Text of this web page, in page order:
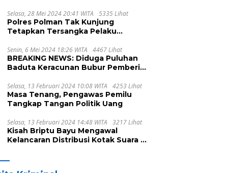
Selasa, 28 Mei 2024 20:41 WITA 5335 Lihat
Polres Polman Tak Kunjung
Tetapkan Tersangka Pelaku
Senin, 6 Mei 2024 18:26 WITA 4467 Lihat
BREAKING NEWS: Diduga Puluhan
Baduta Keracunan Bubur Pemberian
Selasa, 13 Februari 2024 10:08 WITA 4253 Lihat
Masa Tenang, Pengawas Pemilu
Tangkap Tangan Politik Uang
Selasa, 13 Februari 2024 14:48 WITA 3217 Lihat
Kisah Briptu Bayu Mengawal
Kelancaran Distribusi Kotak Suara di
Sungai dan Jalan Terjal